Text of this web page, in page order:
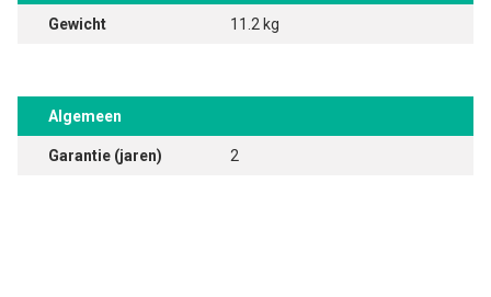
Gewicht 11.2 kg
Algemeen
Garantie (jaren) 2